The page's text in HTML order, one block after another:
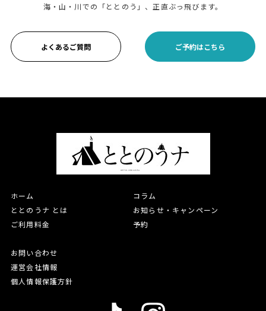
海・山・川での「ととのう」、正直ぶっ飛びます。
よくあるご質問 ご予約はこちら
ホーム
ととのうナ とは
ご利用料金
コラム
お知らせ・キャンペーン
予約
お問い合わせ
運営会社情報
個人情報保護方針